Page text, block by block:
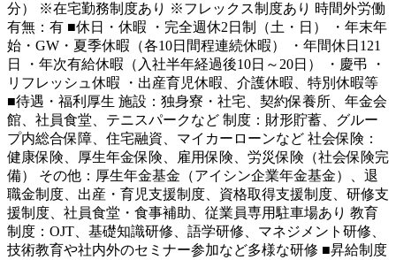
分） ※在宅勤務制度あり ※フレックス制度あり 時間外労働
有無：有 ■休日・休暇 ・完全週休2日制（土・日） ・年末年
始・GW・夏季休暇（各10日間程連続休暇） ・年間休日121
日 ・年次有給休暇（入社半年経過後10日～20日） ・慶弔 ・
リフレッシュ休暇 ・出産育児休暇、介護休暇、特別休暇等
■待遇・福利厚生 施設：独身寮・社宅、契約保養所、年金会
館、社員食堂、テニスパークなど 制度：財形貯蓄、グルー
プ内総合保障、住宅融資、マイカーローンなど 社会保険：
健康保険、厚生年金保険、雇用保険、労災保険（社会保険完
備） その他：厚生年金基金（アイシン企業年金基金）、退
職金制度、出産・育児支援制度、資格取得支援制度、研修支
援制度、社員食堂・食事補助、従業員専用駐車場あり 教育
制度：OJT、基礎知識研修、語学研修、マネジメント研修、
技術教育や社内外のセミナー参加など多様な研修 ■昇給制度